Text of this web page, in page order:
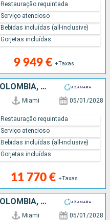
9 949 € +Taxas
Restauração requintada
Serviço atencioso
Bebidas incluídas (all-inclusive)
Gorjetas incluídas
ESTADOS UNIDOS, ARUBA, COLÔMBIA, PANAMA, EQUADOR, PERÚ, CHILE, REINO UNIDO, FRANÇA, NOVA ZELANDIA
Miami 05/01/2028
11 770 € +Taxas
Restauração requintada
Serviço atencioso
Bebidas incluídas (all-inclusive)
Gorjetas incluídas
ESTADOS UNIDOS, ARUBA, COLÔMBIA, PANAMA, EQUADOR, PERÚ, CHILE, REINO UNIDO, FRANÇA, NOVA ZELANDIA, AUSTRALIA
Miami 05/01/2028